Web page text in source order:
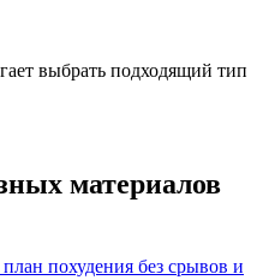
выбрать подходящий тип
материалов
похудения без срывов и